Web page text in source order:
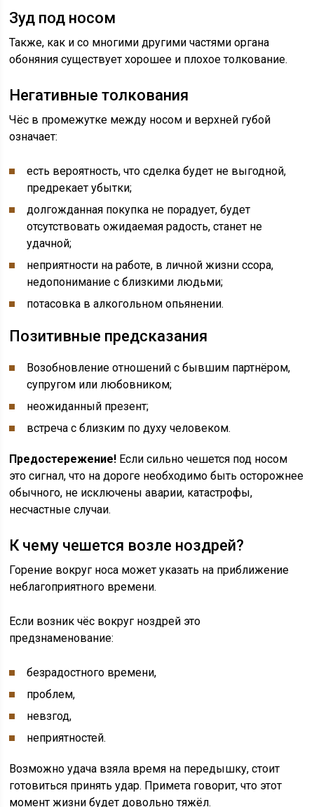
Зуд под носом
Также, как и со многими другими частями органа
обоняния существует хорошее и плохое толкование.
Негативные толкования
Чёс в промежутке между носом и верхней губой
означает:
есть вероятность, что сделка будет не выгодной,
предрекает убытки;
долгожданная покупка не порадует, будет
отсутствовать ожидаемая радость, станет не
удачной;
неприятности на работе, в личной жизни ссора,
недопонимание с близкими людьми;
потасовка в алкогольном опьянении.
Позитивные предсказания
Возобновление отношений с бывшим партнёром,
супругом или любовником;
неожиданный презент;
встреча с близким по духу человеком.
Предостережение! Если сильно чешется под носом
это сигнал, что на дороге необходимо быть осторожнее
обычного, не исключены аварии, катастрофы,
несчастные случаи.
К чему чешется возле ноздрей?
Горение вокруг носа может указать на приближение
неблагоприятного времени.
Если возник чёс вокруг ноздрей это
предзнаменование:
безрадостного времени,
проблем,
невзгод,
неприятностей.
Возможно удача взяла время на передышку, стоит
готовиться принять удар. Примета говорит, что этот
момент жизни будет довольно тяжёл.